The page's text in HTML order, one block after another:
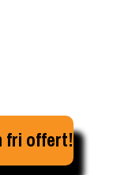
fri offert!